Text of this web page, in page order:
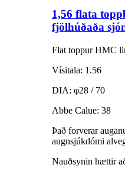
1,56 flata
fjölhúðaða
Flat toppur HMC
Vísitala: 1.56
DIA: φ28 / 70
Abbe Calue: 38
Það forverar
augnsjúkdómi
Nauðsynin hættir